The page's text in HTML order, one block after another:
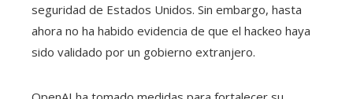
seguridad de Estados Unidos. Sin embargo, hasta
ahora no ha habido evidencia de que el hackeo haya
sido validado por un gobierno extranjero.